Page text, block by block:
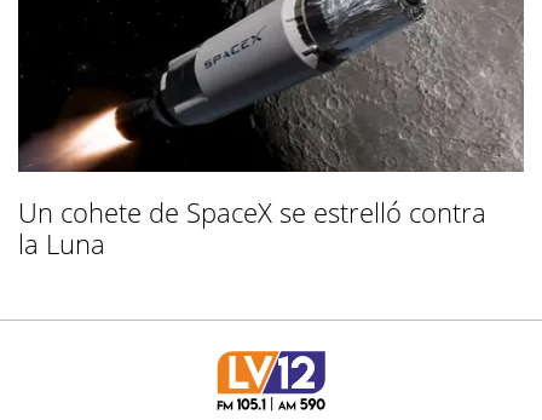
Un cohete de SpaceX se estrelló contra
la Luna